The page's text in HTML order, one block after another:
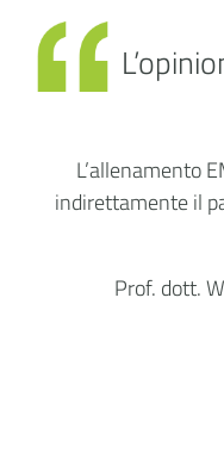
L’allenamento
indirettamente il
Prof. dott.